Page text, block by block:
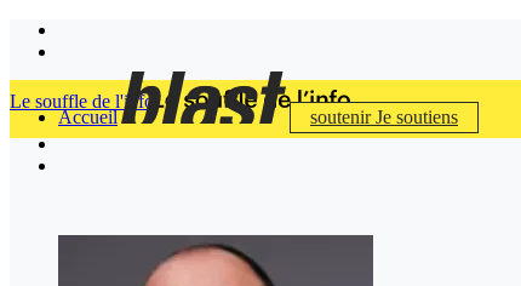
Accueil soutenirJe soutiens
Le souffle de l'info